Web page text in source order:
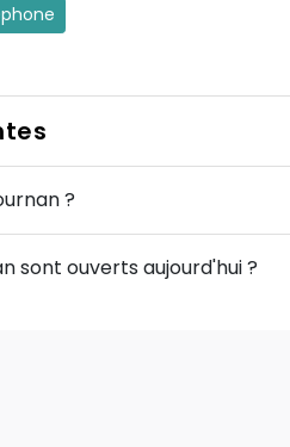
?
sont ouverts aujourd'hui ?